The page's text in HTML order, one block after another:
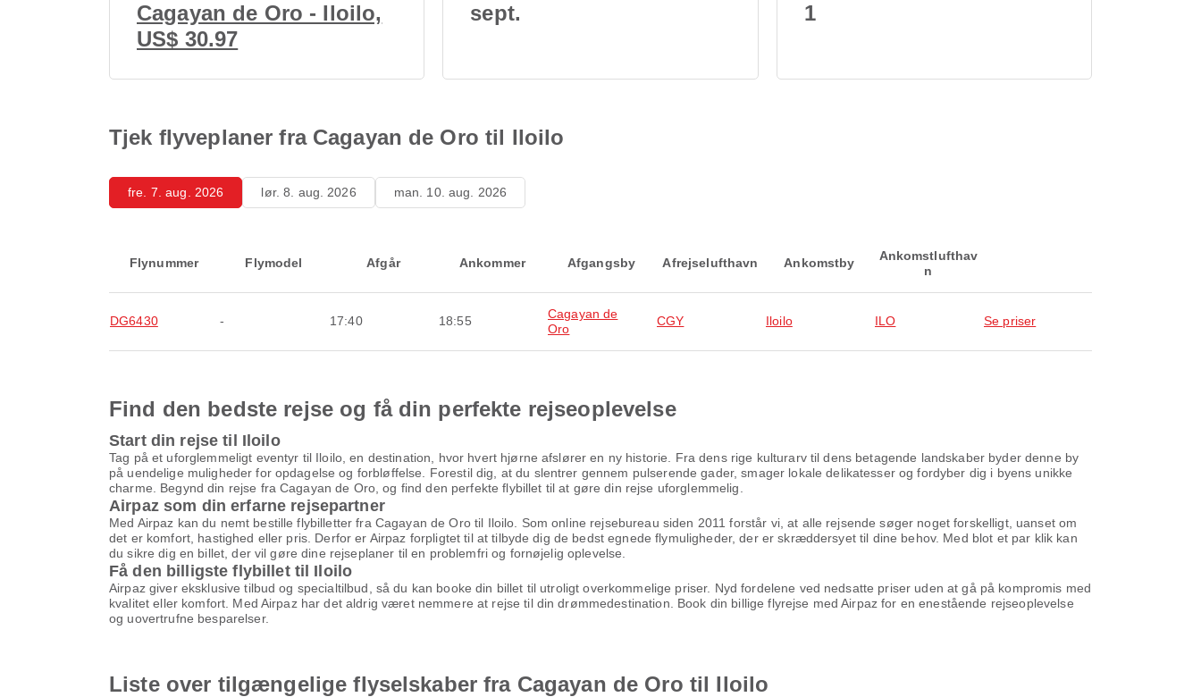
Cagayan de Oro - Iloilo,
US$ 30.97
sept. 1
Tjek flyveplaner fra Cagayan de Oro til Iloilo
fre. 7. aug. 2026 lør. 8. aug. 2026 man. 10. aug. 2026
Flynummer Flymodel Afgår Ankommer Afgangsby Afrejselufthavn Ankomstby
Ankomstlufthav
n
DG6430 - 17:40 18:55
Cagayan de
Oro
CGY Iloilo ILO Se priser
Find den bedste rejse og få din perfekte rejseoplevelse
Start din rejse til Iloilo
Tag på et uforglemmeligt eventyr til Iloilo, en destination, hvor hvert hjørne afslører en ny historie. Fra dens rige kulturarv til dens betagende landskaber byder denne by
på uendelige muligheder for opdagelse og forbløffelse. Forestil dig, at du slentrer gennem pulserende gader, smager lokale delikatesser og fordyber dig i byens unikke
charme. Begynd din rejse fra Cagayan de Oro, og find den perfekte flybillet til at gøre din rejse uforglemmelig.
Airpaz som din erfarne rejsepartner
Med Airpaz kan du nemt bestille flybilletter fra Cagayan de Oro til Iloilo. Som online rejsebureau siden 2011 forstår vi, at alle rejsende søger noget forskelligt, uanset om
det er komfort, hastighed eller pris. Derfor er Airpaz forpligtet til at tilbyde dig de bedst egnede flymuligheder, der er skræddersyet til dine behov. Med blot et par klik kan
du sikre dig en billet, der vil gøre dine rejseplaner til en problemfri og fornøjelig oplevelse.
Få den billigste flybillet til Iloilo
Airpaz giver eksklusive tilbud og specialtilbud, så du kan booke din billet til utroligt overkommelige priser. Nyd fordelene ved nedsatte priser uden at gå på kompromis med
kvalitet eller komfort. Med Airpaz har det aldrig været nemmere at rejse til din drømmedestination. Book din billige flyrejse med Airpaz for en enestående rejseoplevelse
og uovertrufne besparelser.
Liste over tilgængelige flyselskaber fra Cagayan de Oro til Iloilo